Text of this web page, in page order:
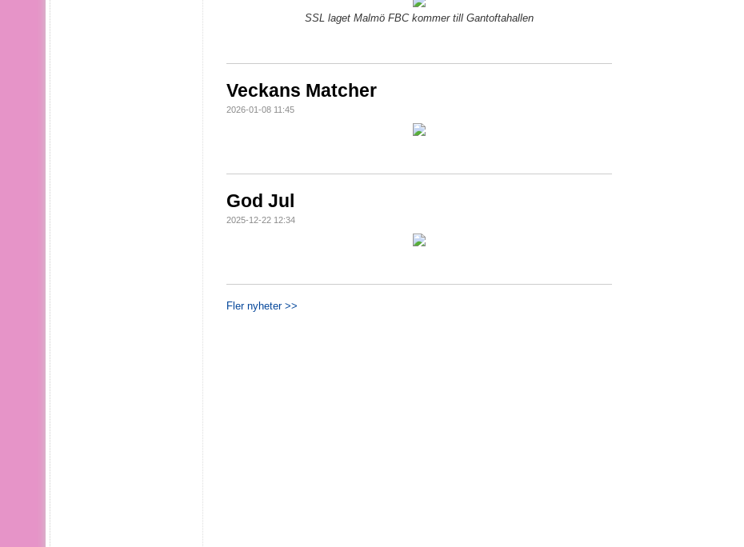
SSL laget Malmö FBC kommer till Gantoftahallen
Veckans Matcher
2026-01-08 11:45
God Jul
2025-12-22 12:34
Fler nyheter >>